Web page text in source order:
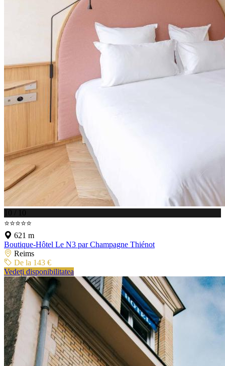
10 / 10
⭐⭐⭐⭐⭐
621 m
Boutique-Hôtel Le N3 par Champagne Thiénot
Reims
De la 143 €
Vedeți disponibilitatea